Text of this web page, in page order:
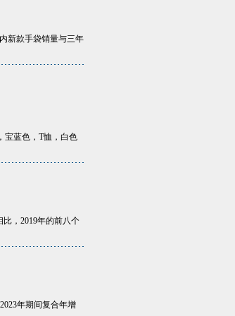
新款手袋销量与三年
宝蓝色，T恤，白色
，2019年的前八个
年期间复合年增